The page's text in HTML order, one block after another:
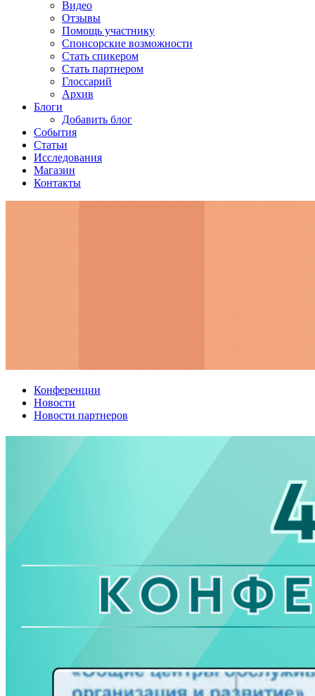
Видео
Отзывы
Помощь участнику
Спонсорские возможности
Стать спикером
Стать партнером
Глоссарий
Архив
Блоги
Добавить блог
События
Статьи
Исследования
Магазин
Контакты
Конференции
Новости
Новости партнеров